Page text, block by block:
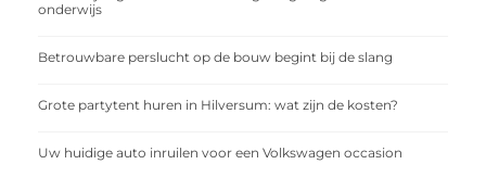
onderwijs
Betrouwbare perslucht op de bouw begint bij de slang
Grote partytent huren in Hilversum: wat zijn de kosten?
Uw huidige auto inruilen voor een Volkswagen occasion